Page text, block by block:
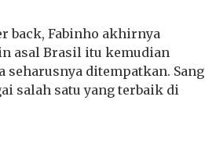
back, Fabinho akhirnya
asal Brasil itu kemudian
ditempatkan. Sang
salah satu yang terbaik di